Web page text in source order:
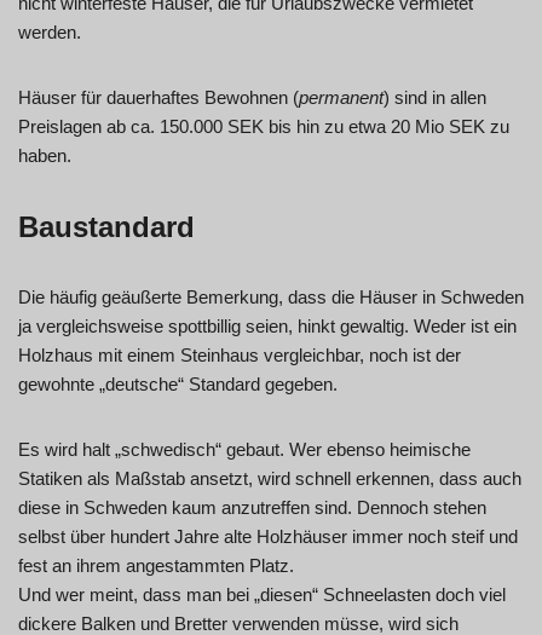
werden.
Häuser für dauerhaftes Bewohnen (permanent) sind in allen
Preislagen ab ca. 150.000 SEK bis hin zu etwa 20 Mio SEK zu
haben.
Baustandard
Die häufig geäußerte Bemerkung, dass die Häuser in Schweden
ja vergleichsweise spottbillig seien, hinkt gewaltig. Weder ist ein
Holzhaus mit einem Steinhaus vergleichbar, noch ist der
gewohnte „deutsche“ Standard gegeben.
Es wird halt „schwedisch“ gebaut. Wer ebenso heimische
Statiken als Maßstab ansetzt, wird schnell erkennen, dass auch
diese in Schweden kaum anzutreffen sind. Dennoch stehen
selbst über hundert Jahre alte Holzhäuser immer noch steif und
fest an ihrem angestammten Platz.
Und wer meint, dass man bei „diesen“ Schneelasten doch viel
dickere Balken und Bretter verwenden müsse, wird sich